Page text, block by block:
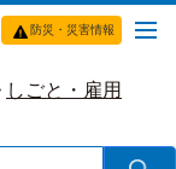
防災・災害情報
しごと・雇用